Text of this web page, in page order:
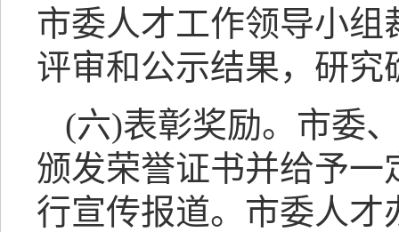
市委人才工作领导小
评审和公示结果，研
(六)表彰奖励。市委
颁发荣誉证书并给予
行宣传报道。市委人